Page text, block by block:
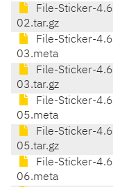
File-Sticker-4.6
02.tar.gz
File-Sticker-4.6
03.meta
File-Sticker-4.6
03.tar.gz
File-Sticker-4.6
05.meta
File-Sticker-4.6
05.tar.gz
File-Sticker-4.6
06.meta